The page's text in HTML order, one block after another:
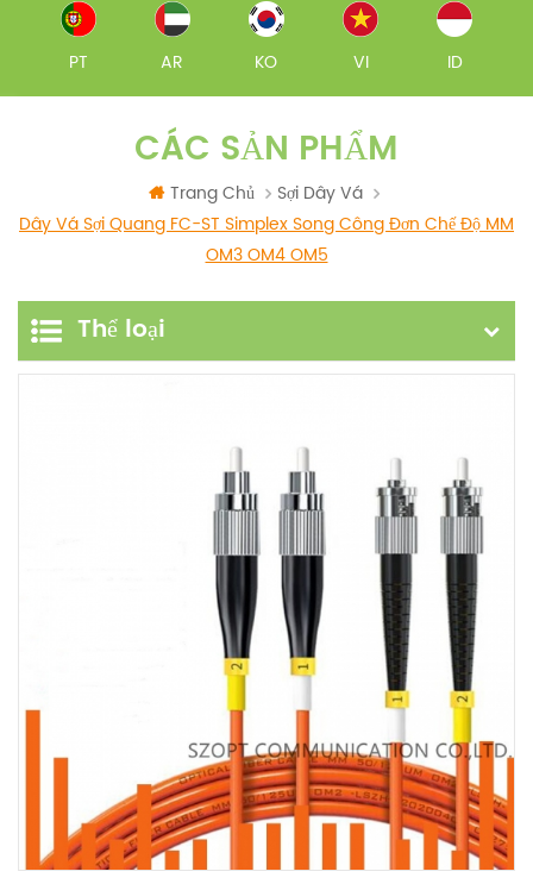
PT AR KO VI ID
CÁC SẢN PHẨM
Trang Chủ
Sợi Dây Vá
Dây Vá Sợi Quang FC-ST Simplex Song Công Đơn Chế Độ MM
OM3 OM4 OM5
Thể loại